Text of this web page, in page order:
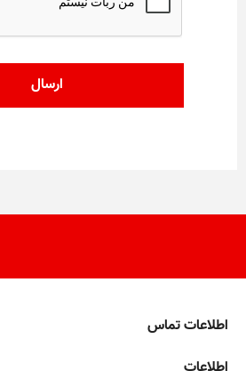
اطلاعات تماس